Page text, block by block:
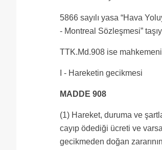
5866 sayılı yasa “Hava
- Montreal Sözleşmesi”
TTK.Md.908 ise
I - Hareketin gecikmesi
MADDE 908
(1) Hareket, duruma ve
cayıp ödediği ücreti ve
gecikmeden doğan